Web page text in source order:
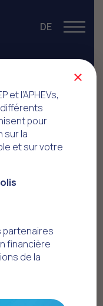
DE
Menu
et l’APHEVs,
différents
pour
sur la
et sur votre
partenaires
financière
de la
×